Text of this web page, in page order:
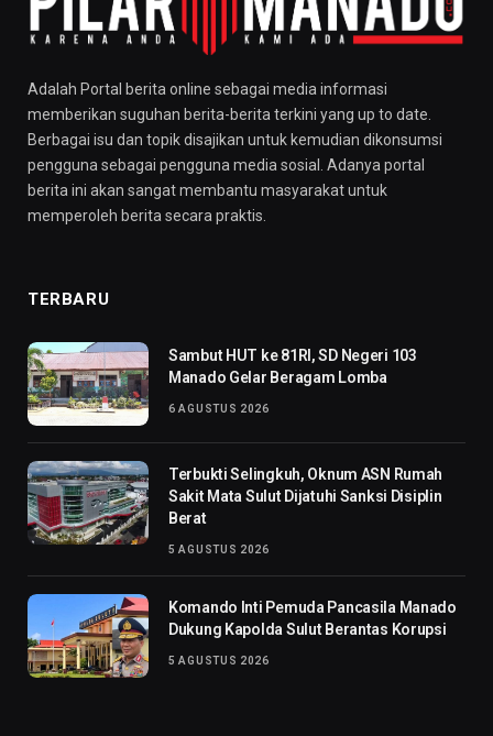
Adalah Portal berita online sebagai media informasi
memberikan suguhan berita-berita terkini yang up to date.
Berbagai isu dan topik disajikan untuk kemudian dikonsumsi
pengguna sebagai pengguna media sosial. Adanya portal
berita ini akan sangat membantu masyarakat untuk
memperoleh berita secara praktis.
TERBARU
Sambut HUT ke 81RI, SD Negeri 103
Manado Gelar Beragam Lomba
6 AGUSTUS 2026
Terbukti Selingkuh, Oknum ASN Rumah
Sakit Mata Sulut Dijatuhi Sanksi Disiplin
Berat
5 AGUSTUS 2026
Komando Inti Pemuda Pancasila Manado
Dukung Kapolda Sulut Berantas Korupsi
5 AGUSTUS 2026